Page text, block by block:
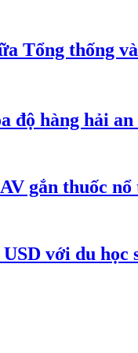
Tổng thống
độ hàng hải
gắn thuốc nổ
với du học